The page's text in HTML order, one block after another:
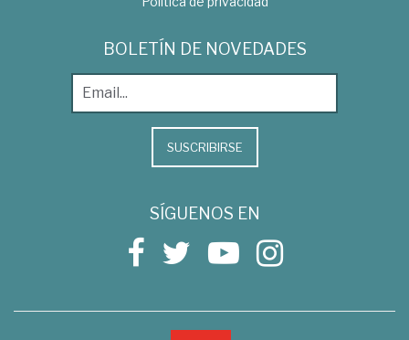
BOLETÍN DE NOVEDADES
SUSCRIBIRSE
SÍGUENOS EN